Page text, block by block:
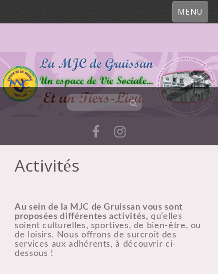
MENU
SkipActivités
Au sein de la MJC de Gruissan vous sont
proposées différentes activités, qu’elles
soient culturelles, sportives, de bien-être, ou
de loisirs. Nous offrons de surcroit des
services aux adhérents, à découvrir ci-
dessous !
–